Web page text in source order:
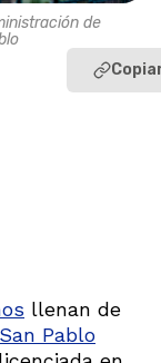
de
llenan de
Pablo